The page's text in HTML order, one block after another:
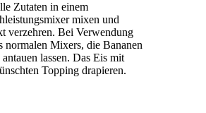
Zutaten in einem
mixen und
verzehren. Bei Verwendung
normalen Mixers, die Bananen
lassen. Das Eis mit
Topping drapieren.